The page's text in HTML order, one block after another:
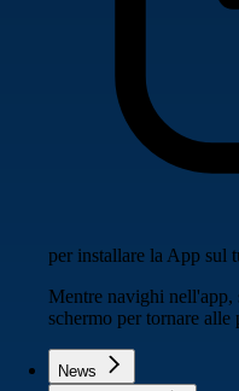
per installare la App sul
Mentre navighi nell'app,
schermo per tornare alle
News